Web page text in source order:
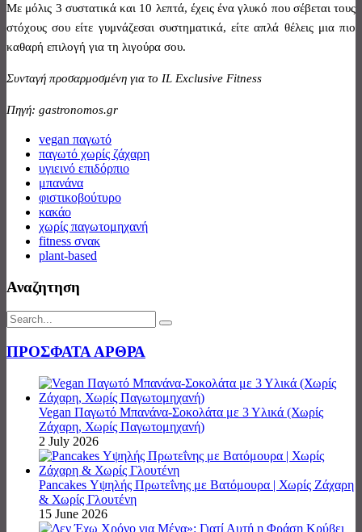
Με μόλις 3 συστατικά και 10 λεπτά, έχεις ένα γλυκό που σέβεται τους
στόχους σου είτε γυμνάζεσαι συστηματικά, είτε απλά θέλεις μια πιο
καθαρή επιλογή για τη λιγούρα σου.
Συνταγή προσαρμοσμένη για το IL Exclusive Fitness
Πηγή: gastronomos.gr
vegan παγωτό
παγωτό χωρίς ζάχαρη
υγιεινό επιδόρπιο
μπανάνα
φιστικοβούτυρο
κακάο
χωρίς παγωτομηχανή
fitness σνακ
plant-based
Αναζητηση
ΠΡΟΣΦΑΤΑ ΑΡΘΡΑ
Vegan Παγωτό Μπανάνα-Σοκολάτα με 3 Υλικά (Χωρίς
Ζάχαρη, Χωρίς Παγωτομηχανή)
2 July 2026
Pancakes Υψηλής Πρωτεΐνης με Βατόμουρα | Χωρίς Ζάχαρη
& Χωρίς Γλουτένη
15 June 2026